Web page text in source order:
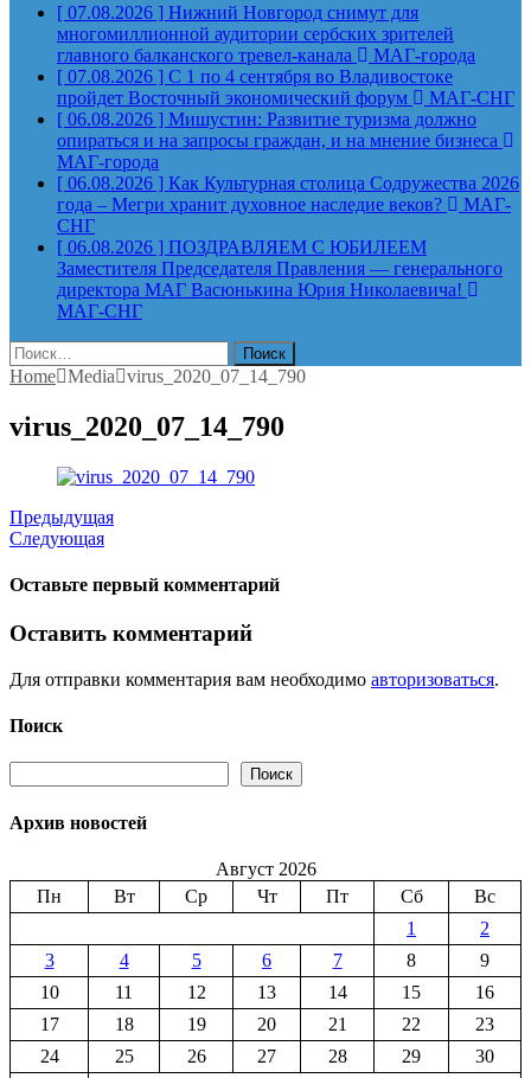
[ 07.08.2026 ] Нижний Новгород снимут для
многомиллионной аудитории сербских зрителей
главного балканского тревел-канала
МАГ-города
[ 07.08.2026 ] С 1 по 4 сентября во Владивостоке
пройдет Восточный экономический форум
МАГ-СНГ
[ 06.08.2026 ] Мишустин: Развитие туризма должно
опираться и на запросы граждан, и на мнение бизнеса
МАГ-города
[ 06.08.2026 ] Как Культурная столица Содружества 2026
года – Мегри хранит духовное наследие веков?
МАГ-
СНГ
[ 06.08.2026 ] ПОЗДРАВЛЯЕМ С ЮБИЛЕЕМ
Заместителя Председателя Правления — генерального
директора МАГ Васюнькина Юрия Николаевича!
МАГ-СНГ
Найти:
Home Media virus_2020_07_14_790
virus_2020_07_14_790
Предыдущая
Следующая
Оставьте первый комментарий
Оставить комментарий
Для отправки комментария вам необходимо авторизоваться.
Поиск
Поиск
Архив новостей
Август 2026
Пн
Вт Ср Чт Пт Сб
Вс
1
2
3
4 5 6 7 8
9
10
11 12 13 14 15
16
17
18 19 20 21 22
23
24
25 26 27 28 29
30